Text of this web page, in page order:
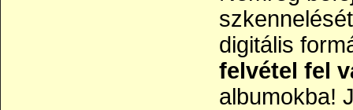
digitális
felvétel fel
albumokba!